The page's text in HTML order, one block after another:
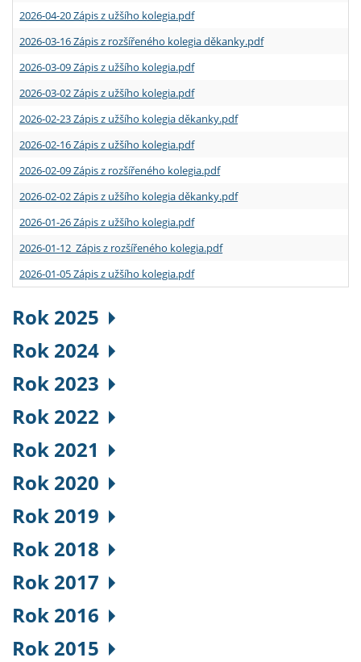
2026-04-20 Zápis z užšího kolegia.pdf
2026-03-16 Zápis z rozšířeného kolegia děkanky.pdf
2026-03-09 Zápis z užšího kolegia.pdf
2026-03-02 Zápis z užšího kolegia.pdf
2026-02-23 Zápis z užšího kolegia děkanky.pdf
2026-02-16 Zápis z užšího kolegia.pdf
2026-02-09 Zápis z rozšířeného kolegia.pdf
2026-02-02 Zápis z užšího kolegia děkanky.pdf
2026-01-26 Zápis z užšího kolegia.pdf
2026-01-12 Zápis z rozšířeného kolegia.pdf
2026-01-05 Zápis z užšího kolegia.pdf
Rok 2025
Rok 2024
Rok 2023
Rok 2022
Rok 2021
Rok 2020
Rok 2019
Rok 2018
Rok 2017
Rok 2016
Rok 2015